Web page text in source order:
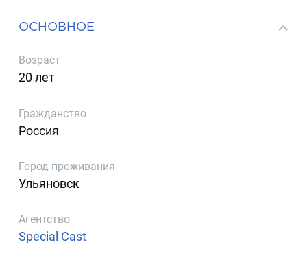
ОСНОВНОЕ
Возраст
20 лет
Гражданство
Россия
Город проживания
Ульяновск
Агентство
Special Cast